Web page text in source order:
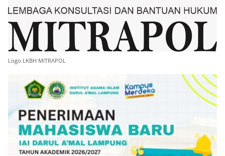
Logo LKBH MITRAPOL